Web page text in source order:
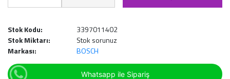
Stok Kodu:
3397011402
Stok Miktarı:
Stok sorunuz
Markası:
BOSCH
Whatsapp ile Sipariş